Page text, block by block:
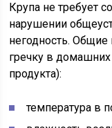
Крупа не требует
нарушении
негодность.
гречку в
продукта):
температура в